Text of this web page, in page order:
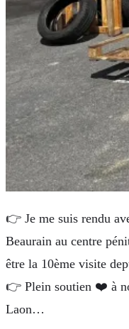
👉 Je me suis rendu
Beaurain au centre
être la 10ème visite
👉 Plein soutien ❤️ à
Laon…